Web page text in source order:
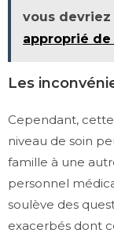
vous
approprié de
Les
Cependant,
niveau de soin
famille à une
personnel
soulève des
exacerbés dont